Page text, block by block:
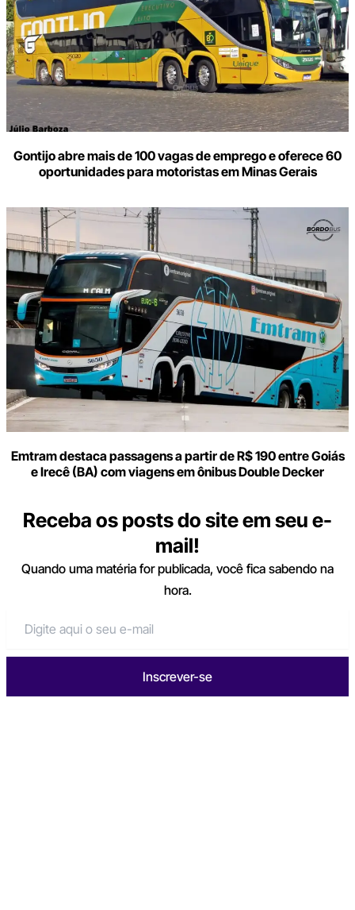
Gontijo abre mais de 100 vagas de emprego e oferece 60
oportunidades para motoristas em Minas Gerais
Emtram destaca passagens a partir de R$ 190 entre Goiás
e Irecê (BA) com viagens em ônibus Double Decker
Receba os posts do site em seu e-
mail!
Quando uma matéria for publicada, você fica sabendo na
hora.
Inscrever-se